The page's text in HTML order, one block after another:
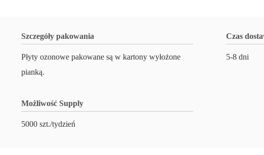
Szczegóły pakowania
Płyty ozonowe pakowane są w kartony wyłożone
pianką.
Czas
5-8 dni
Możliwość Supply
5000 szt./tydzień